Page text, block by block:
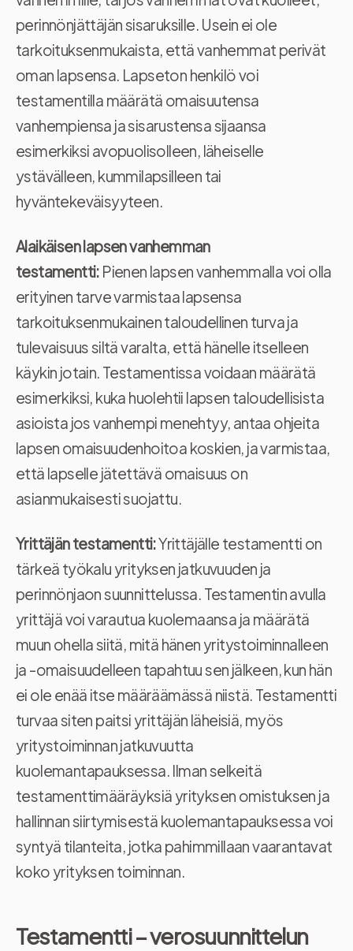
perinnönjättäjän sisaruksille. Usein ei ole
tarkoituksenmukaista, että vanhemmat perivät
oman lapsensa. Lapseton henkilö voi
testamentilla määrätä omaisuutensa
vanhempiensa ja sisarustensa sijaansa
esimerkiksi avopuolisolleen, läheiselle
ystävälleen, kummilapsilleen tai
hyväntekeväisyyteen.
Alaikäisen lapsen vanhemman
testamentti: Pienen lapsen vanhemmalla voi olla
erityinen tarve varmistaa lapsensa
tarkoituksenmukainen taloudellinen turva ja
tulevaisuus siltä varalta, että hänelle itselleen
käykin jotain. Testamentissa voidaan määrätä
esimerkiksi, kuka huolehtii lapsen taloudellisista
asioista jos vanhempi menehtyy, antaa ohjeita
lapsen omaisuudenhoitoa koskien, ja varmistaa,
että lapselle jätettävä omaisuus on
asianmukaisesti suojattu.
Yrittäjän testamentti:Yrittäjälle testamentti on
tärkeä työkalu yrityksen jatkuvuuden ja
perinnönjaon suunnittelussa. Testamentin avulla
yrittäjä voi varautua kuolemaansa ja määrätä
muun ohella siitä, mitä hänen yritystoiminnalleen
ja -omaisuudelleen tapahtuu sen jälkeen, kun hän
ei ole enää itse määräämässä niistä. Testamentti
turvaa siten paitsi yrittäjän läheisiä, myös
yritystoiminnan jatkuvuutta
kuolemantapauksessa. Ilman selkeitä
testamenttimääräyksiä yrityksen omistuksen ja
hallinnan siirtymisestä kuolemantapauksessa voi
syntyä tilanteita, jotka pahimmillaan vaarantavat
koko yrityksen toiminnan.
Testamentti – verosuunnittelun